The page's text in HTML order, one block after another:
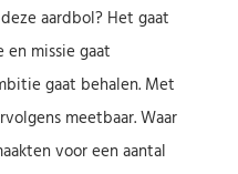
aardbol? Het gaat
missie gaat
gaat behalen. Met
meetbaar. Waar
voor een aantal